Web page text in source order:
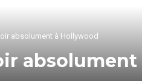
absolument à Hollywood
absolument